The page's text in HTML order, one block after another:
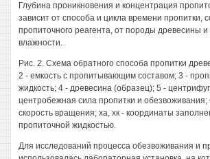
Глубина проникновения и концентрация
зависит от способа и цикла времени пропитки,
пропиточного реагента, от породы древесины
влажности.
Рис. 2. Схема обратного способа пропитки
2 - емкость с пропитывающим составом; 3 -
жидкость; 4 - древесина (образец); 5 -
центробежная сила пропитки и обезвоживания;
скорость вращения; ха, хк - координаты
пропиточной жидкостью.
Для исследований процесса обезвоживания и